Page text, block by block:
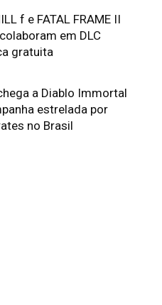
f e FATAL FRAME II
em DLC
gratuita
a Diablo Immortal
estrelada por
no Brasil